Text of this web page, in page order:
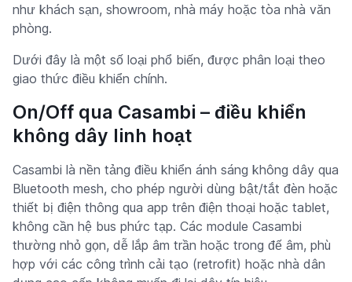
như khách sạn, showroom, nhà máy hoặc tòa nhà văn
phòng.
Dưới đây là một số loại phổ biến, được phân loại theo
giao thức điều khiển chính.
On/Off qua Casambi – điều khiển
không dây linh hoạt
Casambi là nền tảng điều khiển ánh sáng không dây qua
Bluetooth mesh, cho phép người dùng bật/tắt đèn hoặc
thiết bị điện thông qua app trên điện thoại hoặc tablet,
không cần hệ bus phức tạp. Các module Casambi
thường nhỏ gọn, dễ lắp âm trần hoặc trong đế âm, phù
hợp với các công trình cải tạo (retrofit) hoặc nhà dân